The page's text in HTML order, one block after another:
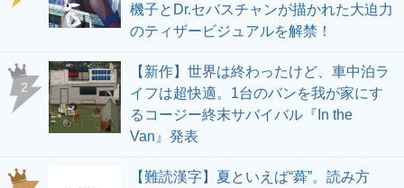
機子とDr.セバスチャンが描かれた大迫力
のティザービジュアルを解禁！
2
【新作】世界は終わったけど、車中泊ラ
イフは超快適。1台のバンを我が家にす
るコージー終末サバイバル『In the
Van』発表
【難読漢字】夏といえば“蕣”。読み方